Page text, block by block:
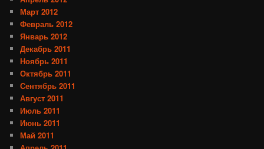
Март 2012
Февраль 2012
Январь 2012
Декабрь 2011
Ноябрь 2011
Октябрь 2011
Сентябрь 2011
Август 2011
Июль 2011
Июнь 2011
Май 2011